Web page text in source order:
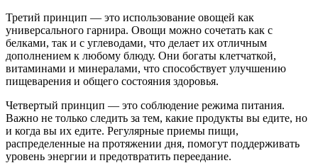
Третий принцип — это использование овощей как
универсального гарнира. Овощи можно сочетать как с
белками, так и с углеводами, что делает их отличным
дополнением к любому блюду. Они богаты клетчаткой,
витаминами и минералами, что способствует улучшению
пищеварения и общего состояния здоровья.
Четвертый принцип — это соблюдение режима питания.
Важно не только следить за тем, какие продукты вы едите, но
и когда вы их едите. Регулярные приемы пищи,
распределенные на протяжении дня, помогут поддерживать
уровень энергии и предотвратить переедание.